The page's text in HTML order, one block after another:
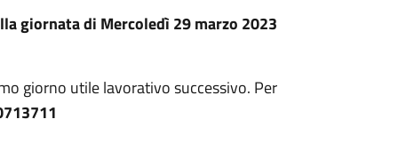
giornata di Mercoledì 29 marzo 2023
giorno utile lavorativo successivo. Per